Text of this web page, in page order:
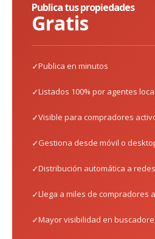
Publica tus propiedades
Gratis
Publica en minutos
Listados 100% por agentes
Visible para compradores
Gestiona desde móvil o
Distribución automática a
Llega a miles de compradores
Mayor visibilidad en